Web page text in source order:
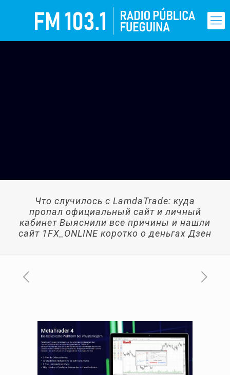
Что случилось с LamdaTrade: куда
пропал официальный сайт и личный
кабинет Выяснили все причины и нашли
сайт 1FX_ONLINE коротко о деньгах Дзен